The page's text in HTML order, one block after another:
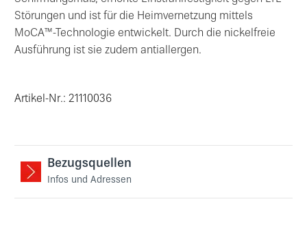
Störungen und ist für die Heimvernetzung mittels
MoCA™-Technologie entwickelt. Durch die nickelfreie
Ausführung ist sie zudem antiallergen.
Artikel-Nr.: 21110036
Bezugsquellen
Infos und Adressen